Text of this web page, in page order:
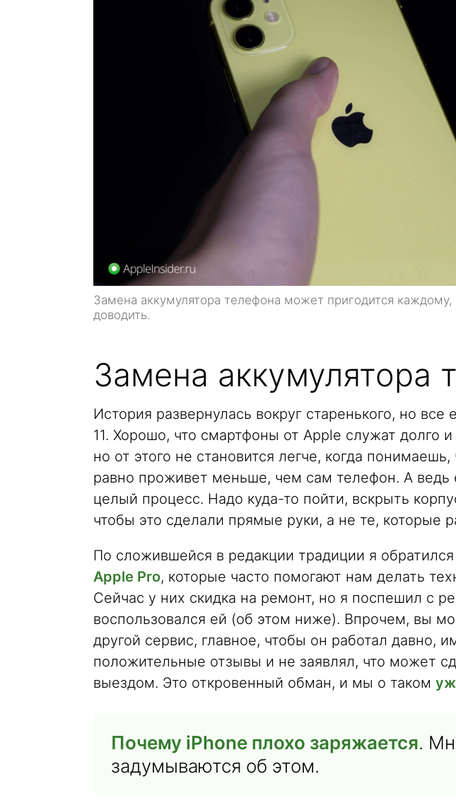
Замена аккумулятора телефона может пригодится
доводить.
Замена аккумулятора
История развернулась вокруг старенького, но все
11. Хорошо, что смартфоны от Apple служат долго
но от этого не становится легче, когда понимаешь,
равно проживет меньше, чем сам телефон. А ведь
целый процесс. Надо куда-то пойти, вскрыть
чтобы это сделали прямые руки, а не те, которые
По сложившейся в редакции традиции я
Apple Pro, которые часто помогают нам делать
Сейчас у них скидка на ремонт, но я поспешил с
воспользовался ей (об этом ниже). Впрочем, вы
другой сервис, главное, чтобы он работал давно,
положительные отзывы и не заявлял, что может
выездом. Это откровенный обман, и мы о таком
Почему iPhone плохо заряжается.
задумываются об этом.